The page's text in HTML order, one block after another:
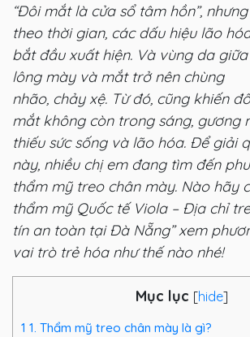
“Đôi mắt là cửa sổ tâm hồn”, nhưng
theo thời gian, các dấu hiệu lão
bắt đầu xuất hiện. Và vùng da giữa
lông mày và mắt trở nên chùng
nhão, chảy xệ. Từ đó, cũng khiến
mắt không còn trong sáng, gương
thiếu sức sống và lão hóa. Để giải
này, nhiều chị em đang tìm đến
thẩm mỹ treo chân mày. Nào hãy
thẩm mỹ Quốc tế Viola – Địa chỉ
tín an toàn tại Đà Nẵng” xem
vai trò trẻ hóa như thế nào nhé!
Mục lục [hide]
1 1. Thẩm mỹ treo chân mày là gì?